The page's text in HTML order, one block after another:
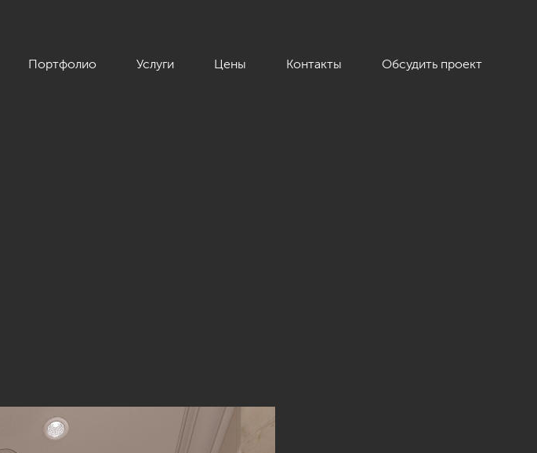
Портфолио Услуги Цены Контакты Обсудить проект